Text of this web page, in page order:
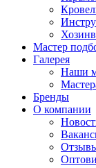
Мастер
Галерея
Наши
Бренды
О компании